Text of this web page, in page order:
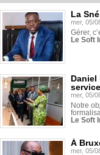
La
mer, 05/
Gérer,
Le Soft
Daniel
mer, 05/
Notre
Le Soft
À
mer, 05/